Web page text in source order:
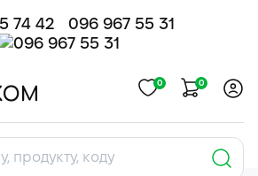
74 42 096 967 55 31
0 0